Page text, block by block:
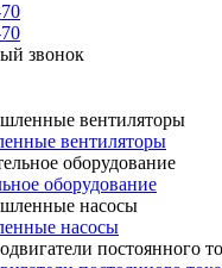
звонок
вентиляторы
оборудование
насосы